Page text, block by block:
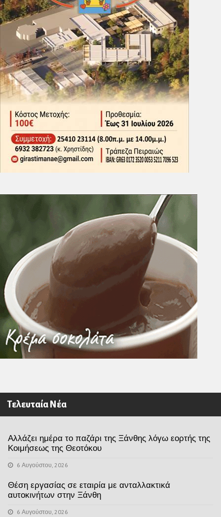
Τελευταία Νέα
Αλλάζει ημέρα το παζάρι της Ξάνθης λόγω εορτής της
Κοιμήσεως της Θεοτόκου
6 Αυγούστου, 2026
Θέση εργασίας σε εταιρία με ανταλλακτικά
αυτοκινήτων στην Ξάνθη
6 Αυγούστου, 2026